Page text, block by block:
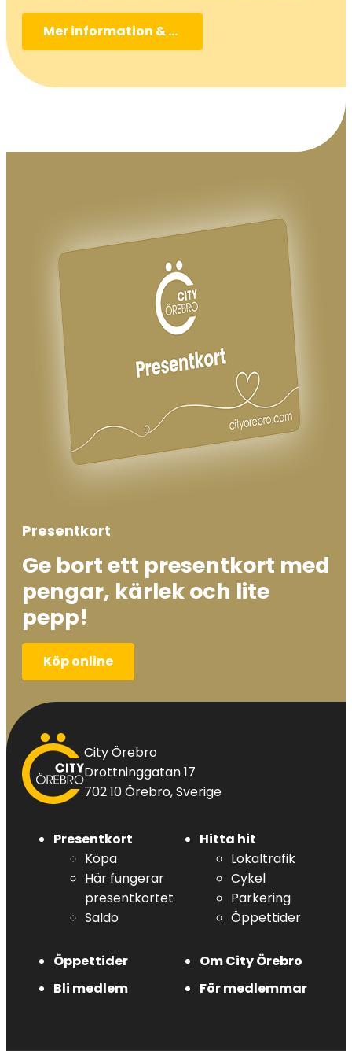
Mer information & biljetter
Presentkort
Ge bort ett presentkort med
pengar, kärlek och lite
pepp!
Köp online
City
Örebro
City Örebro
Drottninggatan 17
702 10 Örebro, Sverige
Presentkort
Köpa
Här fungerar
presentkortet
Saldo
Hitta hit
Lokaltrafik
Cykel
Parkering
Öppettider
Öppettider
Om City Örebro
Bli medlem
För medlemmar